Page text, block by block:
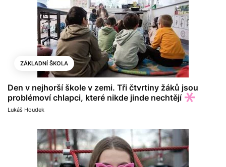
ZÁKLADNÍ ŠKOLA
Den v nejhorší škole v zemi. Tři čtvrtiny žáků jsou
problémoví chlapci, které nikde jinde nechtějí
Lukáš Houdek